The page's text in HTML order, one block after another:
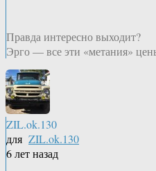
Правда интересно выходит?
Эрго — все эти «метания»
ZIL.ok.130
для ZIL.ok.130
6 лет назад